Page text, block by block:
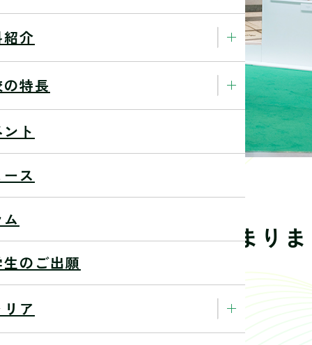
介
特長
ト
ス
のご出願
ア
Part3」がはじまりま
！
9/6